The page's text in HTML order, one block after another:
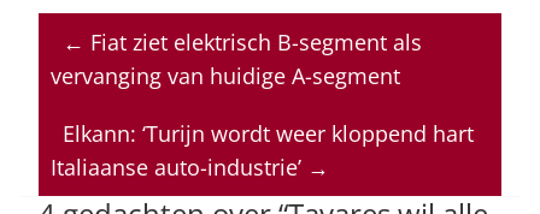
at
s
p
p
c
e
b
o
o
k
e
n
re
a
s
ai
l
← Fiat ziet elektrisch B-segment als
vervanging van huidige A-segment
Elkann: ‘Turijn wordt weer kloppend hart
Italiaanse auto-industrie’ →